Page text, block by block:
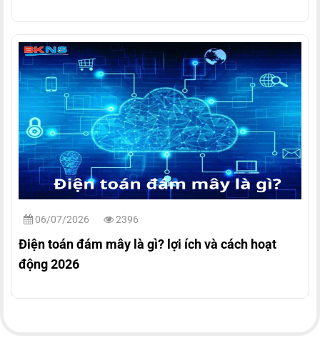
06/07/2026 2396
Điện toán đám mây là gì? lợi ích và cách hoạt
động 2026